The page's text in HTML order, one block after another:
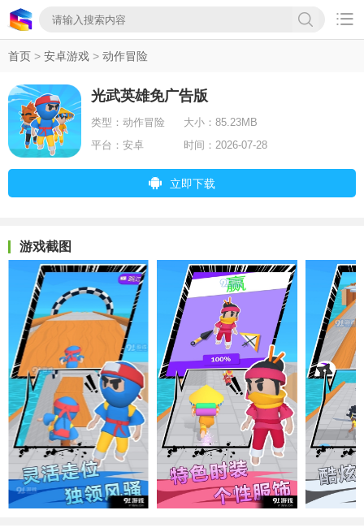

首页 > 安卓游戏 > 动作冒险
光武英雄免广告版
类型： 动作冒险 大小： 85.23MB
平台： 安卓 时间： 2026-07-28
立即下载
游戏截图